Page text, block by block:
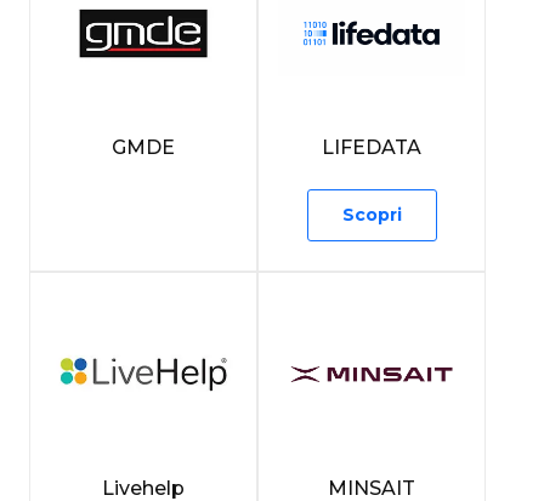
GMDE LIFEDATA
Scopri
Livehelp MINSAIT